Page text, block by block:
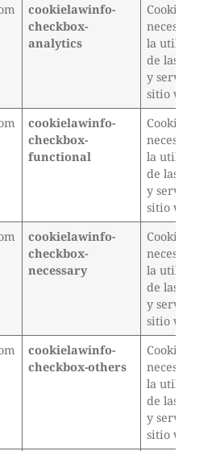
cookielawinfo-
checkbox-
analytics
Cookie
necesaria
la
de las
y servicios
sitio web
cookielawinfo-
checkbox-
functional
Cookie
necesaria
la
de las
y servicios
sitio web
cookielawinfo-
checkbox-
necessary
Cookie
necesaria
la
de las
y servicios
sitio web
cookielawinfo-
checkbox-others
Cookie
necesaria
la
de las
y servicios
sitio web